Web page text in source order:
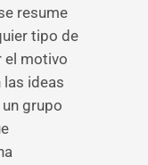
resume
tipo de
el motivo
las ideas
grupo